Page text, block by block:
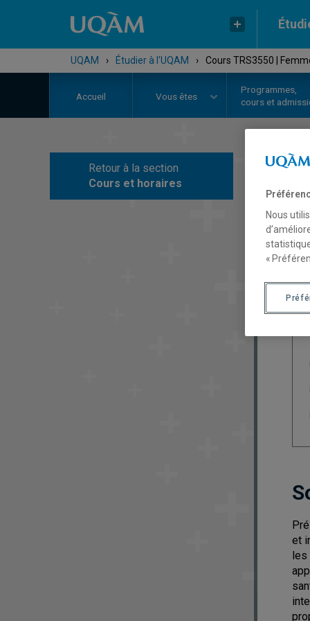
UQAM › Étudier à l'UQAM › Cours TRS3550 |
Accueil Vous êtes
Programmes,
cours et
Retour à la section
Cours et horaires
et
les
Nous
«